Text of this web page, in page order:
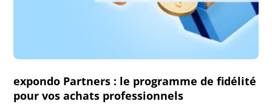
expondo Partners : le programme de fidélité
pour vos achats professionnels